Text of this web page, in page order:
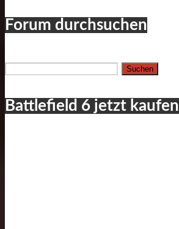
Forum durchsuchen
Suchen
Battlefield 6 jetzt kaufen